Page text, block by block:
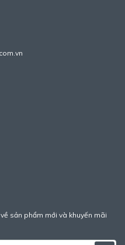
sản phẩm mới và khuyến mãi